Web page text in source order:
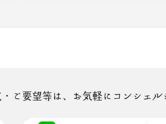
ご要望等は、お気軽にコンシェル